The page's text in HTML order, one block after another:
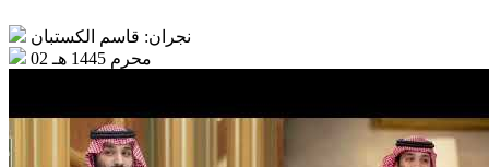
نجران: قاسم الكستبان
02 محرم 1445 هـ